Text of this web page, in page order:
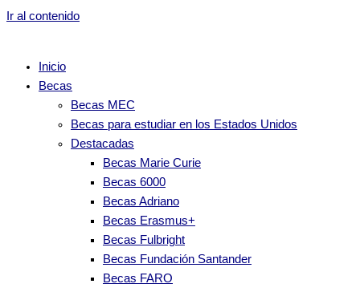
Ir al contenido
Inicio
Becas
Becas MEC
Becas para estudiar en los Estados Unidos
Destacadas
Becas Marie Curie
Becas 6000
Becas Adriano
Becas Erasmus+
Becas Fulbright
Becas Fundación Santander
Becas FARO